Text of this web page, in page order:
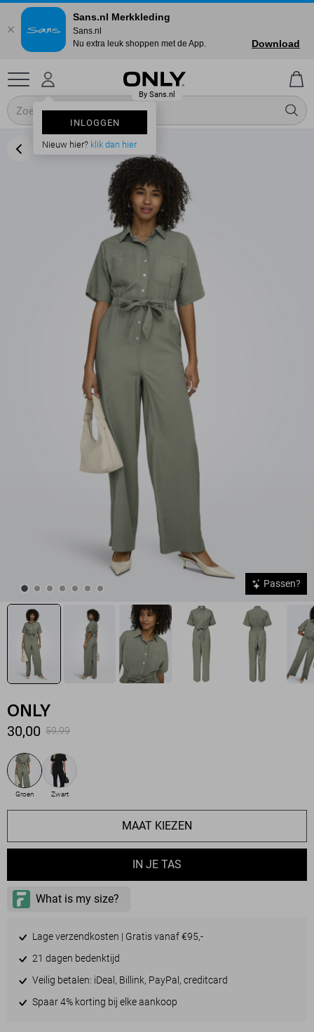
INLOGGEN
Nieuw hier? klik dan hier
Passen?
ONLY
30,00 59,99
Groen Zwart
MAAT KIEZEN
IN JE TAS
Lage verzendkosten | Gratis vanaf €95,-
21 dagen bedenktijd
Veilig betalen: iDeal, Billink, PayPal, creditcard
Spaar 4% korting bij elke aankoop
Sans.nl Merkkleding
Sans.nl
Nu extra leuk shoppen met de App.
Download